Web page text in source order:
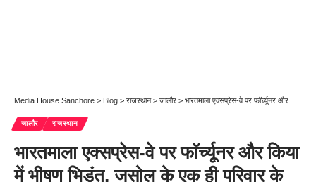
Media House Sanchore > Blog > राजस्थान> जालौर > भारतमाला एक्सप्रेस-वे पर फॉर्च्यूनर और किया में भीषण भिड़ंत, जसोल के एक ही परिवार के तीन लोगों की मौत-सूरत लौटते वक्त हुआ हादसा
जालौर राजस्थान
भारतमाला एक्सप्रेस-वे पर फॉर्च्यूनर और किया
में भीषण भिड़ंत, जसोल के एक ही परिवार के